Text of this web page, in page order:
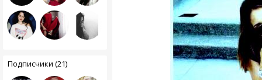
Подписчики (21)